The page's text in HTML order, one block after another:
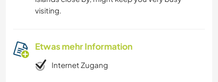
visiting.
Etwas mehr Information
Internet Zugang